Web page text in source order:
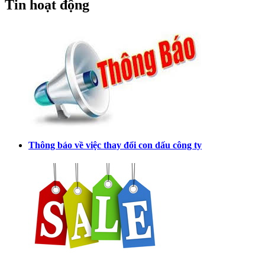
Tin hoạt động
Thông báo về việc thay đổi con dấu công ty